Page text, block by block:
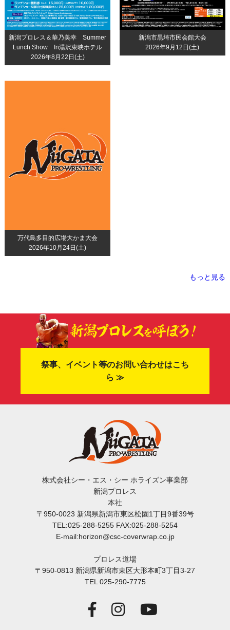
新潟プロレス＆華乃美幸 Summer
Lunch Show In湯沢東映ホテル
2026年8月22日(土)
新潟市黒埼市民会館大会
2026年9月12日(土)
万代島多目的広場大かま大会
2026年10月24日(土)
もっと見る
祭事、イベント等のお問い合わせはこち
ら ≫
株式会社シー・エス・シー ホライズン事業部
新潟プロレス
本社
〒950-0023 新潟県新潟市東区松園1丁目9番39号
TEL:025-288-5255 FAX:025-288-5254
E-mail:horizon@csc-coverwrap.co.jp
プロレス道場
〒950-0813 新潟県新潟市東区大形本町3丁目3-27
TEL 025-290-7775